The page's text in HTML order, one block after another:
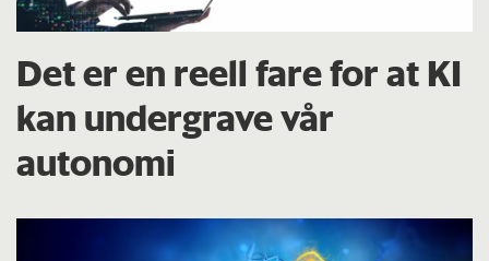
Det er en reell fare for at KI
kan undergrave vår
autonomi